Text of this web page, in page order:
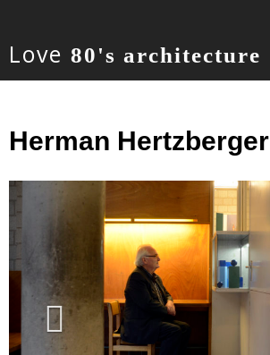
Love 80's architecture
Herman Hertzberger
Previous